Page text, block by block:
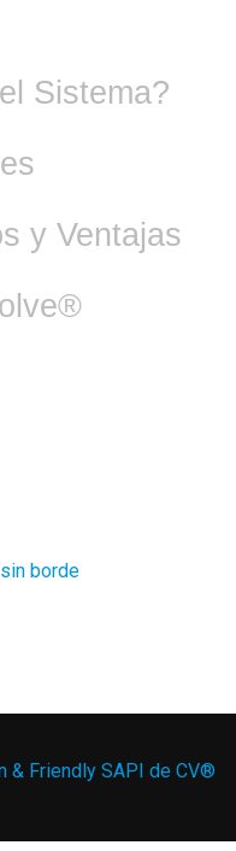
Sistema?
y Ventajas
& Friendly SAPI de CV®